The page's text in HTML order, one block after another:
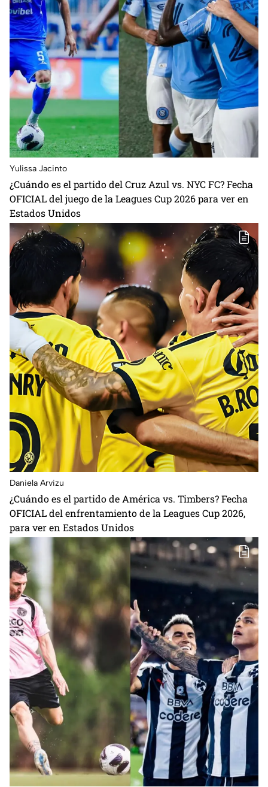
Yulissa Jacinto
⁠¿Cuándo es el partido del Cruz Azul vs. NYC FC? Fecha
OFICIAL del juego de la Leagues Cup 2026 para ver en
Estados Unidos
Daniela Arvizu
¿Cuándo es el partido de América vs. Timbers? Fecha
OFICIAL del enfrentamiento de la Leagues Cup 2026,
para ver en Estados Unidos